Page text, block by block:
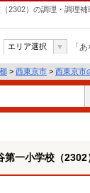
2302）の調理・調理
エリア選択 「
> 西東京市 > 西東京市
一小学校（2302